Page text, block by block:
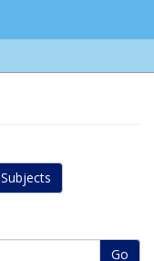
Subjects
Go